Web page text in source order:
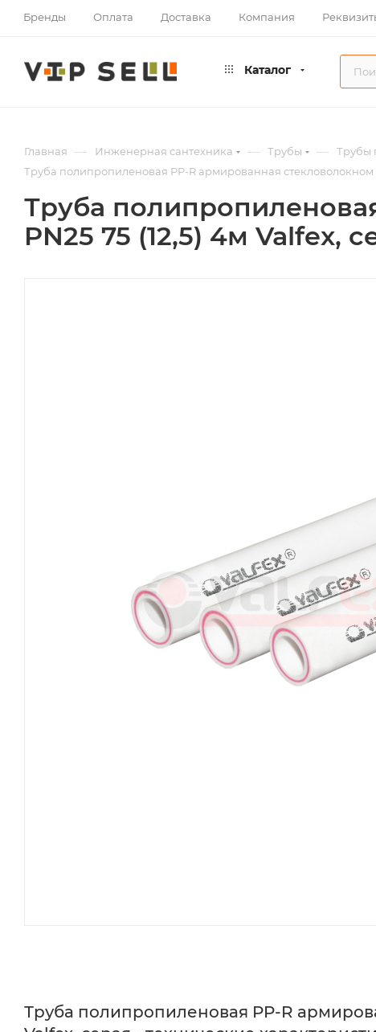
Бренды Оплата Доставка Компания
Каталог
Главная — Инженерная сантехника — Трубы — Трубы
Труба полипропиленовая PP-R армированная стекловолокном
Труба
PN25 75 (12,5) 4м Valfex,
Труба полипропиленовая PP-R